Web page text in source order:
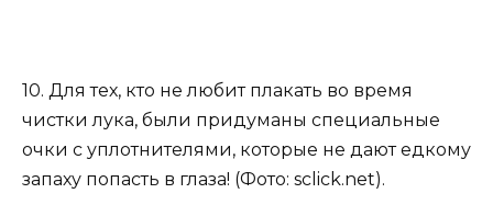
10. Для тех, кто не любит плакать во время
чистки лука, были придуманы специальные
очки с уплотнителями, которые не дают едкому
запаху попасть в глаза! (Фото: sclick.net).